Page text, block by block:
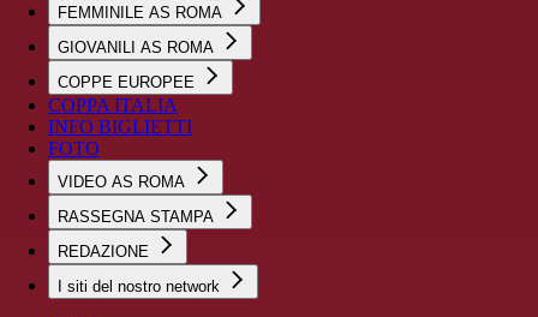
FEMMINILE AS ROMA
GIOVANILI AS ROMA
COPPE EUROPEE
COPPA ITALIA
INFO BIGLIETTI
FOTO
VIDEO AS ROMA
RASSEGNA STAMPA
REDAZIONE
I siti del nostro network